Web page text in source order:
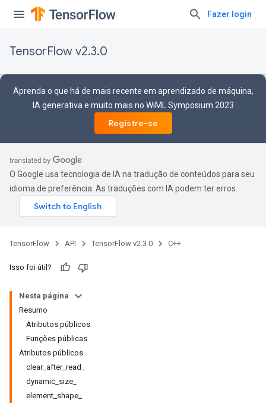
Fazer login
TensorFlow v2.3.0
Aprenda o que há de mais recente em aprendizado de máquina,
IA generativa e muito mais no WiML Symposium 2023
Registre-se
O Google usa tecnologia de IA na tradução de conteúdos para seu
idioma de preferência. As traduções com IA podem ter erros.
TensorFlow API TensorFlow v2.3.0 C++
Isso foi útil?
Nesta página
Resumo
Atributos públicos
Funções públicas
Atributos públicos
clear_after_read_
dynamic_size_
element_shape_